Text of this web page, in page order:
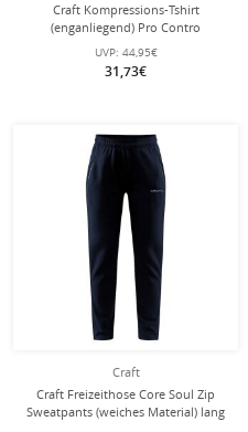
Craft Kompressions-Tshirt
(enganliegend) Pro Contro
Unterwäsche rot Herren
UVP: 44,95€
31,73€
Craft
Craft Freizeithose Core Soul Zip
Sweatpants (weiches Material) lang